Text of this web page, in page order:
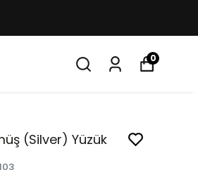
0
(Silver) Yüzük